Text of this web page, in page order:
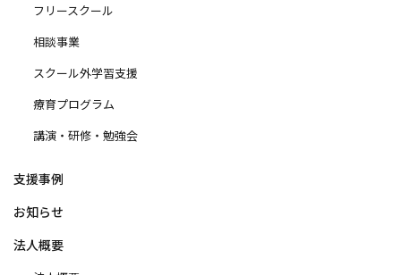
フリースクール
相談事業
スクール外学習支援
療育プログラム
講演・研修・勉強会
支援事例
お知らせ
法人概要